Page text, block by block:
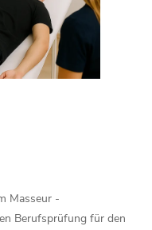
Masseur -
Berufsprüfung für den